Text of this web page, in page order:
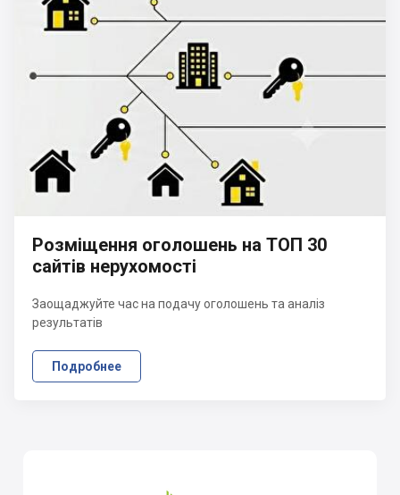
Розміщення оголошень на ТОП 30
сайтів нерухомості
Заощаджуйте час на подачу оголошень та аналіз
результатів
Подробнее